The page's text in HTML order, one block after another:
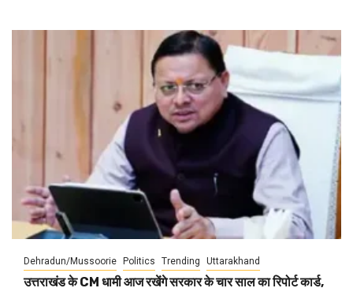
Dehradun/Mussoorie Politics Trending Uttarakhand
उत्तराखंड के CM धामी आज रखेंगे सरकार के चार साल का रिपोर्ट कार्ड,